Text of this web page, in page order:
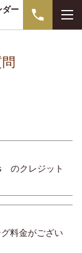
ダー
のクレジット
料金がござい